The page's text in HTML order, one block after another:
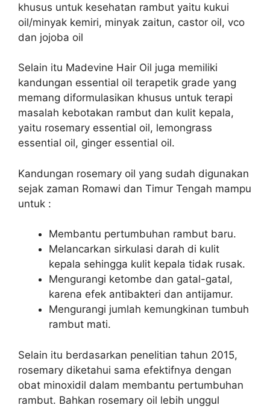
khusus untuk kesehatan rambut yaitu kukui
oil/minyak kemiri, minyak zaitun, castor oil, vco
dan jojoba oil
Selain itu Madevine Hair Oil juga memiliki
kandungan essential oil terapetik grade yang
memang diformulasikan khusus untuk terapi
masalah kebotakan rambut dan kulit kepala,
yaitu rosemary essential oil, lemongrass
essential oil, ginger essential oil.
Kandungan rosemary oil yang sudah digunakan
sejak zaman Romawi dan Timur Tengah mampu
untuk :
Membantu pertumbuhan rambut baru.
Melancarkan sirkulasi darah di kulit
kepala sehingga kulit kepala tidak rusak.
Mengurangi ketombe dan gatal-gatal,
karena efek antibakteri dan antijamur.
Mengurangi jumlah kemungkinan tumbuh
rambut mati.
Selain itu berdasarkan penelitian tahun 2015,
rosemary diketahui sama efektifnya dengan
obat minoxidil dalam membantu pertumbuhan
rambut. Bahkan rosemary oil lebih unggul